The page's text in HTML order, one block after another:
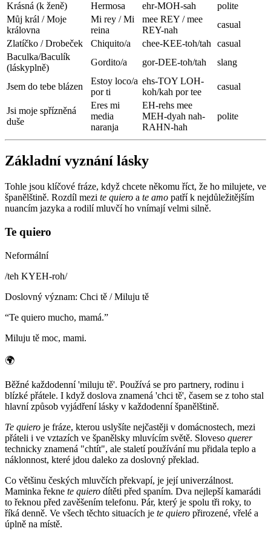
Krásná (k ženě)
Hermosa ehr-MOH-sah
polite
Můj král / Moje
královna
Mi rey / Mi
reina
mee REY / mee
REY-nah
casual
Zlatíčko / Drobeček
Chiquito/a chee-KEE-toh/tah
casual
Baculka/Baculík
(láskyplně)
Gordito/a gor-DEE-toh/tah slang
Jsem do tebe blázen
Estoy loco/a
por ti
ehs-TOY LOH-
koh/kah por tee
casual
Jsi moje spřízněná
duše
Eres mi
media
naranja
EH-rehs mee
MEH-dyah nah-
RAHN-hah
polite
Základní vyznání lásky
Tohle jsou klíčové fráze, když chcete někomu říct, že ho milujete, ve
španělštině. Rozdíl mezi te quiero a te amo patří k nejdůležitějším
nuancím jazyka a rodilí mluvčí ho vnímají velmi silně.
Te quiero
Neformální
/teh KYEH-roh/
Doslovný význam: Chci tě / Miluju tě
“Te quiero mucho, mamá.”
Miluju tě moc, mami.
🌍
Běžné každodenní 'miluju tě'. Používá se pro partnery, rodinu i
blízké přátele. I když doslova znamená 'chci tě', časem se z toho stal
hlavní způsob vyjádření lásky v každodenní španělštině.
Te quiero je fráze, kterou uslyšíte nejčastěji v domácnostech, mezi
přáteli i ve vztazích ve španělsky mluvícím světě. Sloveso querer
technicky znamená "chtít", ale staletí používání mu přidala teplo a
náklonnost, které jdou daleko za doslovný překlad.
Co většinu českých mluvčích překvapí, je její univerzálnost.
Maminka řekne te quiero dítěti před spaním. Dva nejlepší kamarádi
to řeknou před zavěšením telefonu. Pár, který je spolu tři roky, to
říká denně. Ve všech těchto situacích je te quiero přirozené, vřelé a
úplně na místě.